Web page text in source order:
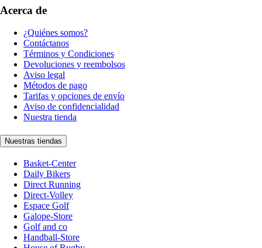
Acerca de
¿Quiénes somos?
Contáctanos
Términos y Condiciones
Devoluciones y reembolsos
Aviso legal
Métodos de pago
Tarifas y opciones de envío
Aviso de confidencialidad
Nuestra tienda
Nuestras tiendas
Basket-Center
Daily Bikers
Direct Running
Direct-Volley
Espace Golf
Galope-Store
Golf and co
Handball-Store